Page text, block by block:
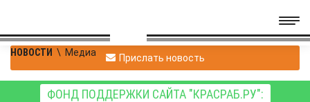
НОВОСТИ \ Медиа Прислать новость
ФОНД ПОДДЕРЖКИ САЙТА "КРАСРАБ.РУ":